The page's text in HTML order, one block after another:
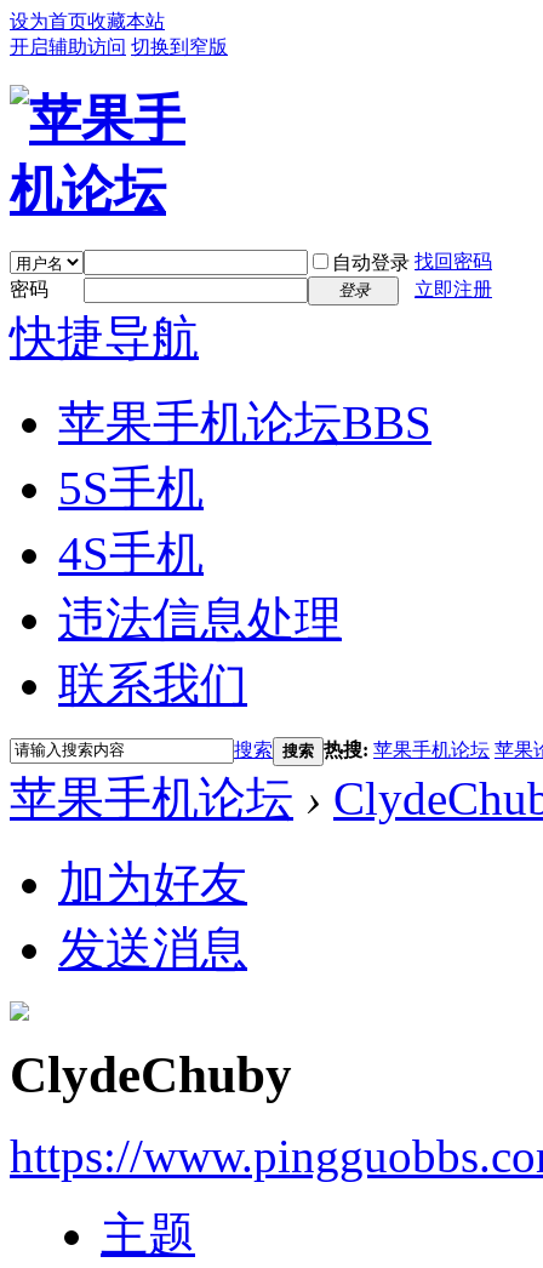
设为首页收藏本站
开启辅助访问 切换到窄版
自动登录 找回密码
密码
登录 立即注册
快捷导航
苹果手机论坛BBS
5S手机
4S手机
违法信息处理
联系我们
搜索 搜索 热搜: 苹果手机论坛 苹果
苹果手机论坛 ›
加为好友
发送消息
ClydeChuby
https://
主题